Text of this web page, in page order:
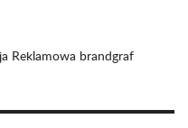
Reklamowa brandgraf